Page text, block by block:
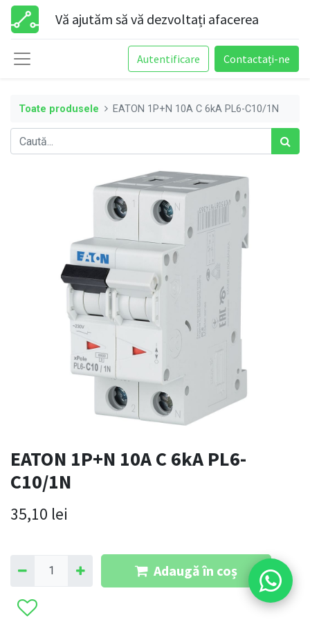
Vă ajutăm să vă dezvoltați afacerea
Autentificare Contactați-ne
Toate produsele EATON 1P+N 10A C 6kA PL6-C10/1N
EATON 1P+N 10A C 6kA PL6-
C10/1N
35,10 lei
Adaugă în coș